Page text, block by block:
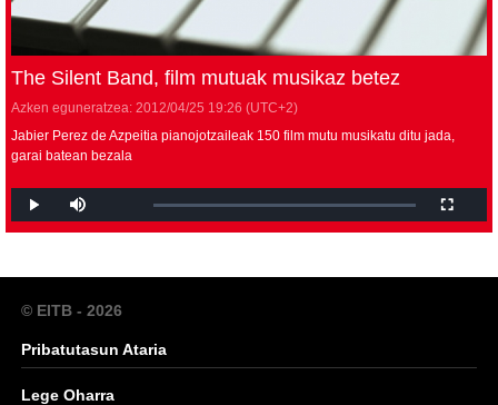
The Silent Band, film mutuak musikaz betez
Azken eguneratzea: 2012/04/25 19:26 (UTC+2)
Jabier Perez de Azpeitia pianojotzaileak 150 film mutu musikatu ditu jada,
garai batean bezala
© EITB - 2026
Pribatutasun Ataria
Lege Oharra